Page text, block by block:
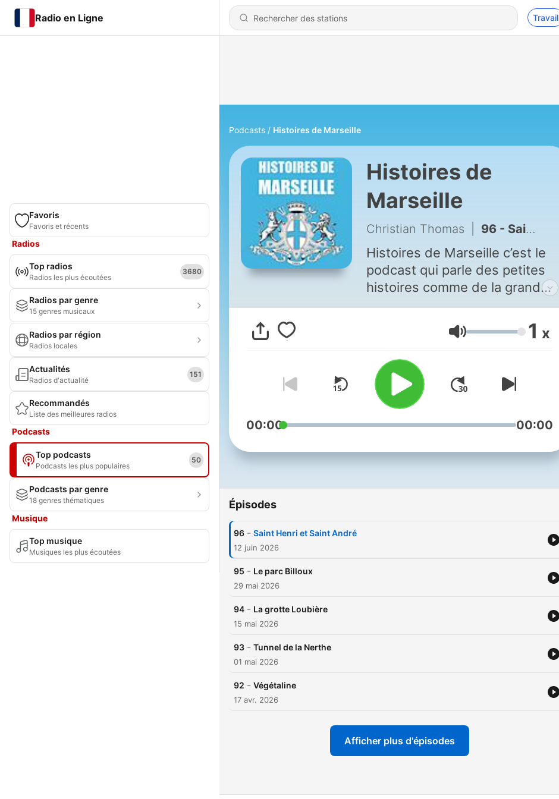
Radio en Ligne Travail
Favoris
Favoris et récents
Radios
Top radios
Radios les plus écoutées
3680
Radios par genre
15 genres musicaux
Radios par région
Radios locales
Actualités
Radios d'actualité
151
Recommandés
Liste des meilleures radios
Podcasts
Top podcasts
Podcasts les plus populaires
50
Podcasts par genre
18 genres thématiques
Musique
Top musique
Musiques les plus écoutées
Podcasts Histoires de Marseille
Histoires de
Marseille
Christian Thomas 96 - Saint Henri et Saint André
Histoires de Marseille c’est le
podcast qui parle des petites
histoires comme de la grande
histoire de Marseille.
Volume 1 x
00:00 00:00
Épisodes
96 - Saint Henri et Saint André
12 juin 2026
95 - Le parc Billoux
29 mai 2026
94 - La grotte Loubière
15 mai 2026
93 - Tunnel de la Nerthe
01 mai 2026
92 - Végétaline
17 avr. 2026
Afficher plus d'épisodes